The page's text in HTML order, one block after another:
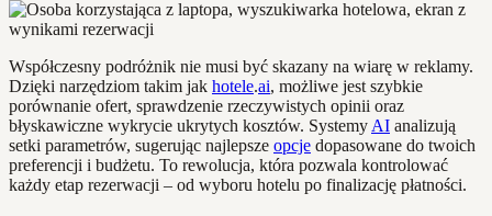
Współczesny podróżnik nie musi być skazany na wiarę w reklamy.
Dzięki narzędziom takim jak hotele.ai, możliwe jest szybkie
porównanie ofert, sprawdzenie rzeczywistych opinii oraz
błyskawiczne wykrycie ukrytych kosztów. Systemy AI analizują
setki parametrów, sugerując najlepsze opcje dopasowane do twoich
preferencji i budżetu. To rewolucja, która pozwala kontrolować
każdy etap rezerwacji – od wyboru hotelu po finalizację płatności.